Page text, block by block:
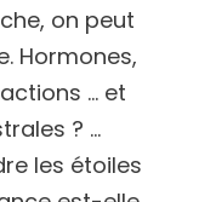
on peut
Hormones,
… et
? …
les étoiles